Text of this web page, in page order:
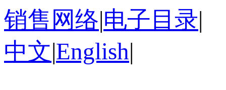
销售网络|电子目录|
中文|English|